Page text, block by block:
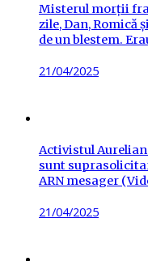
Misterul morții
zile, Dan, Romică
de un blestem.
Posted
21/04/2025
Activistul
sunt
ARN mesager
Posted
21/04/2025